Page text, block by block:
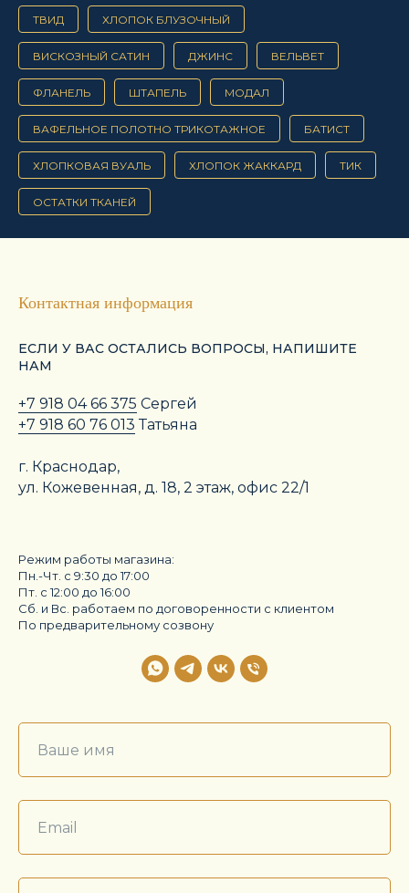
ТВИД ХЛОПОК БЛУЗОЧНЫЙ
ВИСКОЗНЫЙ САТИН ДЖИНС ВЕЛЬВЕТ
ФЛАНЕЛЬ ШТАПЕЛЬ МОДАЛ
ВАФЕЛЬНОЕ ПОЛОТНО ТРИКОТАЖНОЕ БАТИСТ
ХЛОПКОВАЯ ВУАЛЬ ХЛОПОК ЖАККАРД ТИК
ОСТАТКИ ТКАНЕЙ
Контактная информация
ЕСЛИ У ВАС ОСТАЛИСЬ ВОПРОСЫ, НАПИШИТЕ
НАМ
+7 918 04 66 375 Сергей
+7 918 60 76 013 Татьяна
г. Краснодар,
ул. Кожевенная, д. 18, 2 этаж, офис 22/1
Режим работы магазина:
Пн.-Чт. с 9:30 до 17:00
Пт. с 12:00 до 16:00
Сб. и Вс. работаем по договоренности с клиентом
По предварительному созвону